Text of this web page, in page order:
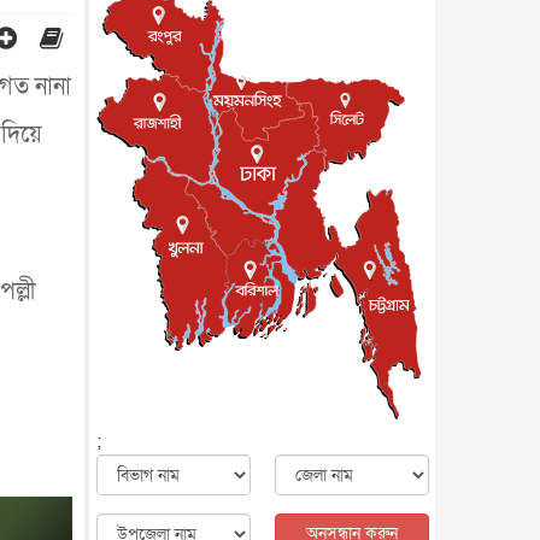
নানা
ব্...
বিদেশি সংবাদমাধ্যমের জন্য নতুন
বিধি-নিষেধ পাকিস্তানের
আন্তর্জাতিক ৫ আগস্ট, ২০২৬
যুক্তরাজ্যের চেভেনিং স্কলারশিপের
আবেদন শুরু
আন্তর্জাতিক ৫ আগস্ট, ২০২৬
পদত্যাগ করেছেন কেপ ভার্দের
কোচ, নতুন ঠিকানা মরক্কো
খেলাধুলা ৫ আগস্ট, ২০২৬
মাত্র ৬ দিনেই ১ বিলিয়ন ডলারের
ক্লাবে ‘স্পাইডার-ম্যান : ব্র্য...
৫ আগস্ট, ২০২৬
দেশের কারিগরি ও ক্রীড়া শিক্ষায়
জাতীয় ৪ আগস্ট, ২০২৬
নির্দেশনা
;
অনুসন্ধান করুন